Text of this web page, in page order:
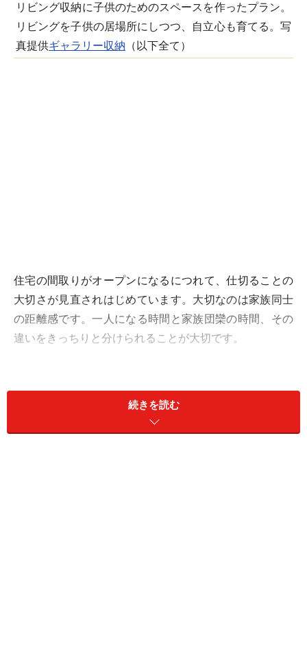
リビング収納に子供のためのスペースを作ったプラン。
リビングを子供の居場所にしつつ、自立心も育てる。写
真提供ギャラリー収納 （以下全て）
住宅の間取りがオープンになるにつれて、仕切ることの
大切さが見直されはじめています。大切なのは家族同士
の距離感です。一人になる時間と家族団欒の時間、その
違いをきっちりと分けられることが大切です。
閉じこもってしまうと困ります。離れたり、くっついた
りのバランスが大切です。
続きを読む